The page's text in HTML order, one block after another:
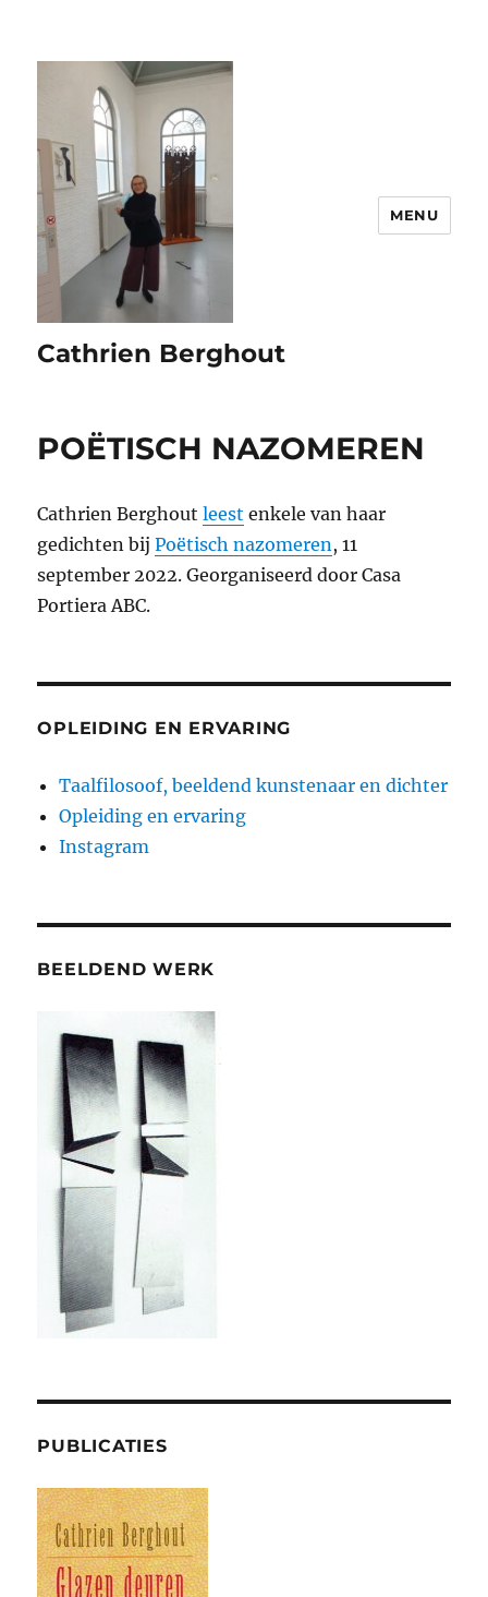
Cathrien Berghout
MENU
POËTISCH NAZOMEREN
Cathrien Berghoutleest enkele van haar
gedichten bijPoëtisch nazomeren, 11
september 2022. Georganiseerd door Casa
Portiera ABC.
OPLEIDING EN ERVARING
Taalfilosoof, beeldend kunstenaar en dichter
Opleiding en ervaring
Instagram
BEELDEND WERK
PUBLICATIES